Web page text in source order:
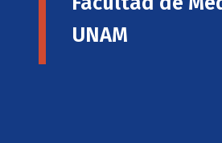
UNAM